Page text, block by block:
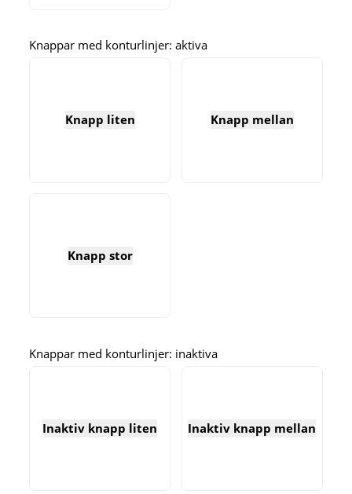
Knappar med konturlinjer: aktiva
Knapp liten Knapp mellan
Knapp stor
Knappar med konturlinjer: inaktiva
Inaktiv knapp liten Inaktiv knapp mellan